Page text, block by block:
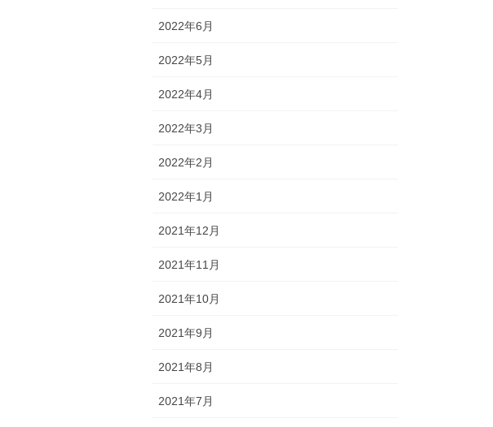
2022年6月
2022年5月
2022年4月
2022年3月
2022年2月
2022年1月
2021年12月
2021年11月
2021年10月
2021年9月
2021年8月
2021年7月